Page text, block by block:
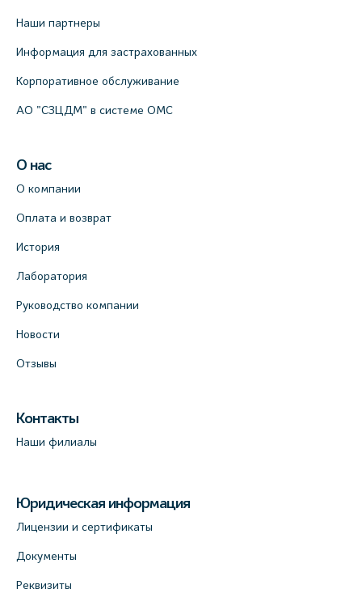
Наши партнеры
Информация для застрахованных
Корпоративное обслуживание
АО "СЗЦДМ" в системе ОМС
О нас
О компании
Оплата и возврат
История
Лаборатория
Руководство компании
Новости
Отзывы
Контакты
Наши филиалы
Юридическая информация
Лицензии и сертификаты
Документы
Реквизиты